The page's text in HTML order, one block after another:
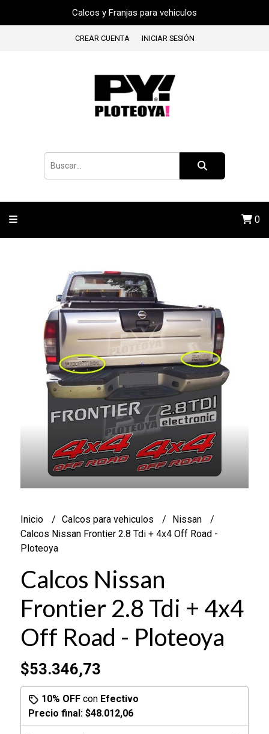
Calcos y Franjas para vehiculos
CREAR CUENTA INICIAR SESIÓN
0
Inicio Calcos para vehiculos
Nissan
Calcos Nissan Frontier 2.8 Tdi + 4x4 Off Road -
Ploteoya
Calcos Nissan
Frontier 2.8 Tdi + 4x4
Off Road - Ploteoya
$53.346,73
10% OFFcon Efectivo
Precio final: $48.012,06